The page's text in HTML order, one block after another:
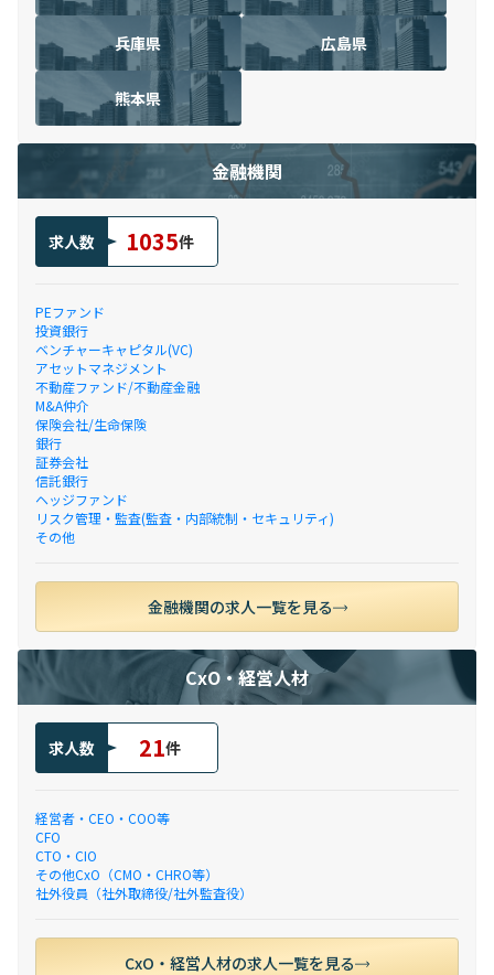
兵庫県 広島県
熊本県
金融機関
求人数 1035件
PEファンド
投資銀行
ベンチャーキャピタル(VC)
アセットマネジメント
不動産ファンド/不動産金融
M&A仲介
保険会社/生命保険
銀行
証券会社
信託銀行
ヘッジファンド
リスク管理・監査(監査・内部統制・セキュリティ)
その他
金融機関の求人一覧を見る
CxO・経営人材
求人数 21件
経営者・CEO・COO等
CFO
CTO・CIO
その他CxO（CMO・CHRO等）
社外役員（社外取締役/社外監査役）
CxO・経営人材の求人一覧を見る